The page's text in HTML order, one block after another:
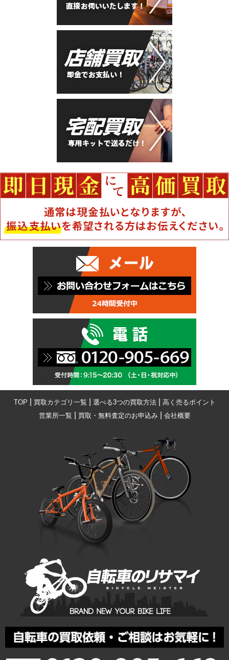
TOP 買取カテゴリ一覧 選べる3つの買取方法| 高く売るポイント
営業所一覧
買取・無料査定のお申込み| 会社概要